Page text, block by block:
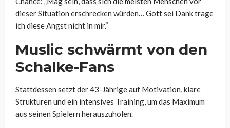
dieser Situation erschrecken würden… Gott sei Dank trage
ich diese Angst nicht in mir.“
Muslic schwärmt von den
Schalke-Fans
Stattdessen setzt der 43-Jährige auf Motivation, klare
Strukturen und ein intensives Training, um das Maximum
aus seinen Spielern herauszuholen.